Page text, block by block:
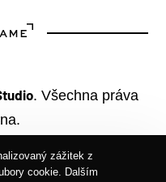
. Všechna práva
zážitek z
cookie. Dalším